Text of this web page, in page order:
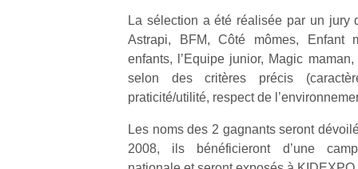
La sélection a été réalisée par un jury
Astrapi, BFM, Côté mômes, Enfant
enfants, l’Equipe junior, Magic
selon des critères précis
praticité/utilité, respect de
Les noms des 2 gagnants seront
2008, ils bénéficieront d’une